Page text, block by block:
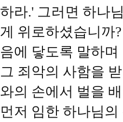
하라.' 그러면 하나
게 위로하셨습니까
음에 닿도록 말하
그 죄악의 사함을
와의 손에서 벌을
먼저 임한 하나님